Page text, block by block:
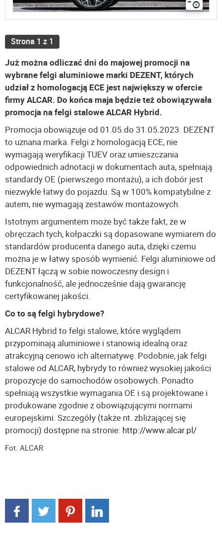
Strona 1 z 1
Już można odliczać dni do majowej promocji na
wybrane felgi aluminiowe marki DEZENT, których
udział z homologacją ECE jest największy w ofercie
firmy ALCAR. Do końca maja będzie też obowiązywała
promocja na felgi stalowe ALCAR Hybrid.
Promocja obowiązuje od 01.05.do 31.05.2023. DEZENT
to uznana marka. Felgi z homologacją ECE, nie
wymagają weryfikacji TUEV oraz umieszczania
odpowiednich adnotacji w dokumentach auta, spełniają
standardy OE (pierwszego montażu), a ich dobór jest
niezwykle łatwy do pojazdu. Są w 100% kompatybilne z
autem, nie wymagają zestawów montażowych.
Istotnym argumentem może być także fakt, że w
obręczach tych, kołpaczki są dopasowane wymiarem do
standardów producenta danego auta, dzięki czemu
można je w łatwy sposób wymienić. Felgi aluminiowe od
DEZENT łączą w sobie nowoczesny design i
funkcjonalność, ale jednocześnie dają gwarancję
certyfikowanej jakości.
Co to są felgi hybrydowe?
ALCAR Hybrid to felgi stalowe, które wyglądem
przypominają aluminiowe i stanowią idealną oraz
atrakcyjną cenowo ich alternatywę. Podobnie, jak felgi
stalowe od ALCAR, hybrydy to również wysokiej jakości
propozycje do samochodów osobowych. Ponadto
spełniają wszystkie wymagania OE i są projektowane i
produkowane zgodnie z obowiązującymi normami
europejskimi. Szczegóły (także nt. zbliżającej się
promocji) dostępne na stronie: http://www.alcar.pl/
Fot. ALCAR